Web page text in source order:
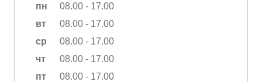
пн
08.00 - 17.00
вт
08.00 - 17.00
ср
08.00 - 17.00
чт
08.00 - 17.00
пт
08.00 - 17.00